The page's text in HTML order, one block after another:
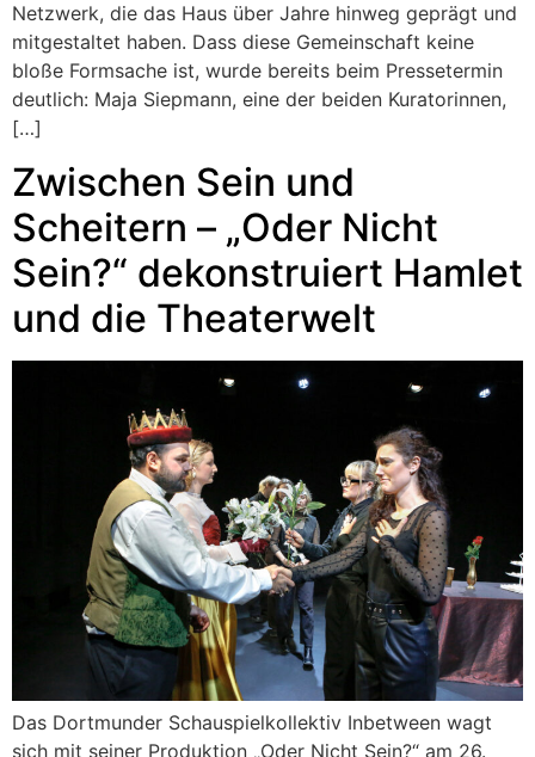
Netzwerk, die das Haus über Jahre hinweg geprägt und
mitgestaltet haben. Dass diese Gemeinschaft keine
bloße Formsache ist, wurde bereits beim Pressetermin
deutlich: Maja Siepmann, eine der beiden Kuratorinnen,
[…]
Zwischen Sein und
Scheitern – „Oder Nicht
Sein?“ dekonstruiert Hamlet
und die Theaterwelt
Das Dortmunder Schauspielkollektiv Inbetween wagt
sich mit seiner Produktion „Oder Nicht Sein?“ am 26.